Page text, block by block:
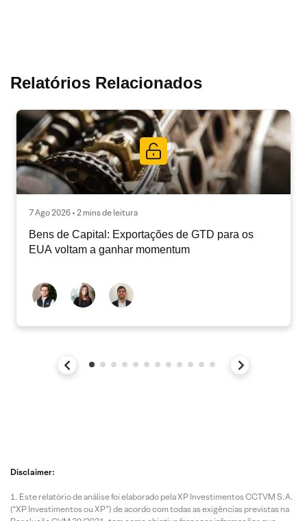
Relatórios Relacionados
7 Ago 2026 • 2 mins de leitura
Bens de Capital: Exportações de GTD para os
EUA voltam a ganhar momentum
Disclaimer:
Este relatório de análise foi elaborado pela XP Investimentos CCTVM S.A.
(“XP Investimentos ou XP”) de acordo com todas as exigências previstas na